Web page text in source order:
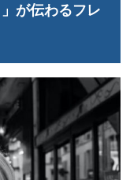
が伝わるフレ